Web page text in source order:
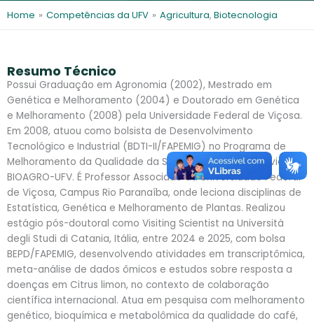
l e
s
Home » Competências da UFV » Agricultura, Biotecnologia
Resumo Técnico
Possui Graduação em Agronomia (2002), Mestrado em
Genética e Melhoramento (2004) e Doutorado em Genética
e Melhoramento (2008) pela Universidade Federal de Viçosa.
Em 2008, atuou como bolsista de Desenvolvimento
Tecnológico e Industrial (BDTI-II/FAPEMIG) no Programa de
Melhoramento da Qualidade da Soja (PMQS), desenvolvido no
BIOAGRO-UFV. É Professor Associado da Universidade Federal
de Viçosa, Campus Rio Paranaíba, onde leciona disciplinas de
Estatística, Genética e Melhoramento de Plantas. Realizou
estágio pós-doutoral como Visiting Scientist na Università
degli Studi di Catania, Itália, entre 2024 e 2025, com bolsa
BEPD/FAPEMIG, desenvolvendo atividades em transcriptômica,
meta-análise de dados ômicos e estudos sobre resposta a
doenças em Citrus limon, no contexto de colaboração
científica internacional. Atua em pesquisa com melhoramento
genético, bioquímica e metabolômica da qualidade do café,